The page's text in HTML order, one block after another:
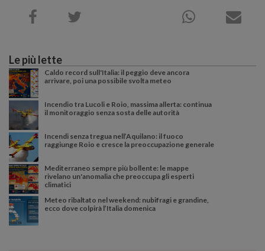
Le più lette
Caldo record sull'Italia: il peggio deve ancora
arrivare, poi una possibile svolta meteo
Incendio tra Lucoli e Roio, massima allerta: continua
il monitoraggio senza sosta delle autorità
Incendi senza tregua nell’Aquilano: il fuoco
raggiunge Roio e cresce la preoccupazione generale
Mediterraneo sempre più bollente: le mappe
rivelano un'anomalia che preoccupa gli esperti
climatici
Meteo ribaltato nel weekend: nubifragi e grandine,
ecco dove colpirà l’Italia domenica